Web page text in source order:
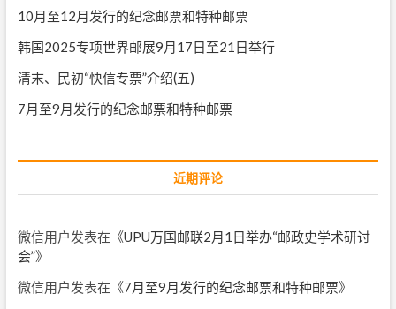
10月至12月发行的纪念邮票和特种邮票
韩国2025专项世界邮展9月17日至21日举行
清末、民初“快信专票”介绍(五)
7月至9月发行的纪念邮票和特种邮票
近期评论
微信用户发表在《UPU万国邮联2月1日举办“邮政史学术研讨
会”》
微信用户发表在《7月至9月发行的纪念邮票和特种邮票》